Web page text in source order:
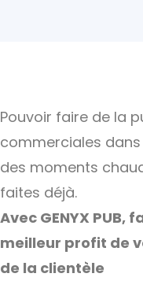
Pouvoir faire de la
commerciales
des moments
faites déjà.
Avec GENYX PUB,
meilleur profit de
de la clientèle